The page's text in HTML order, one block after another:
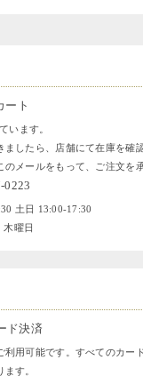
ート
います。
ましたら、店舗にて在庫を確
のメールをもって、ご注文を
0223
土日 13:00-17:30
木曜日
ド決済
利用可能です。すべてのカー
す。